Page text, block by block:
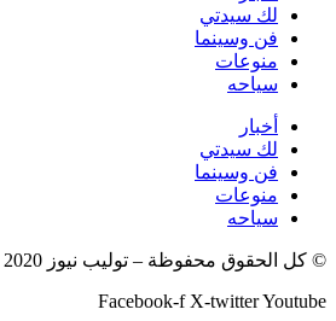
لك سيدتي
فن وسينما
منوعات
سياحه
أخبار
لك سيدتي
فن وسينما
منوعات
سياحه
© كل الحقوق محفوظة – توليب نيوز 2020
Facebook-f X-twitterYoutube